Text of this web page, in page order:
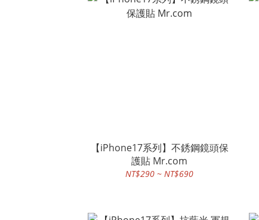
【iPhone17系列】不銹鋼鏡頭保
護貼 Mr.com
NT$290 ~ NT$690